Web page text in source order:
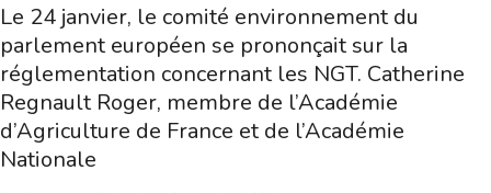
Le 24 janvier, le comité environnement du
parlement européen se prononçait sur la
réglementation concernant les NGT. Catherine
Regnault Roger, membre de l’Académie
d’Agriculture de France et de l’Académie
Nationale